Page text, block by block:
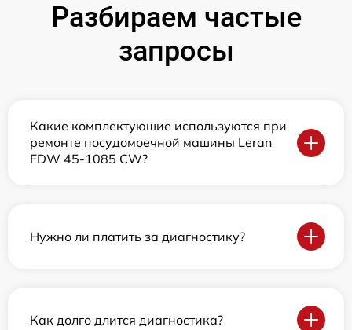
Разбираем частые
запросы
Какие комплектующие используются при
ремонте посудомоечной машины Leran
FDW 45-1085 CW?
Нужно ли платить за диагностику?
Как долго длится диагностика?